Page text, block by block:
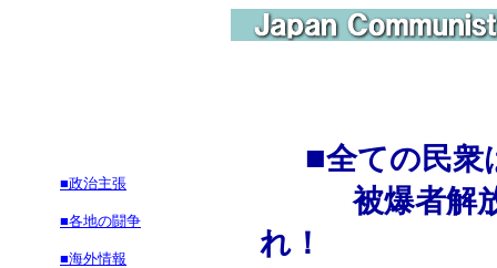
■政治主張
■各地の闘争
■海外情報
■全ての民衆
被爆者解放
れ！